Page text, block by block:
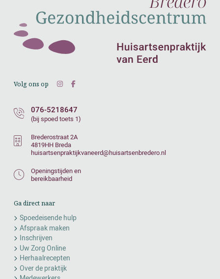
Volg ons op
076-5218647
(bij spoed toets 1)
Brederostraat 2A
4819HH Breda
huisartsenpraktijkvaneerd@huisartsenbredero.nl
Openingstijden en
bereikbaarheid
Ga direct naar
Spoedeisende hulp
Afspraak maken
Inschrijven
Uw Zorg Online
Herhaalrecepten
Over de praktijk